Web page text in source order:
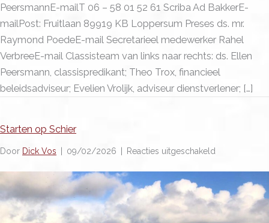
PeersmannE-mailT 06 – 58 01 52 61 Scriba Ad BakkerE-
mailPost: Fruitlaan 89919 KB Loppersum Preses ds. mr.
Raymond PoedeE-mail Secretarieel medewerker Rahel
VerbreeE-mail Classisteam van links naar rechts: ds. Ellen
Peersmann, classispredikant; Theo Trox, financieel
beleidsadviseur; Evelien Vrolijk, adviseur dienstverlener; […]
Starten op Schier
Door Dick Vos 09/02/2026 Reacties uitgeschakeld
Schier